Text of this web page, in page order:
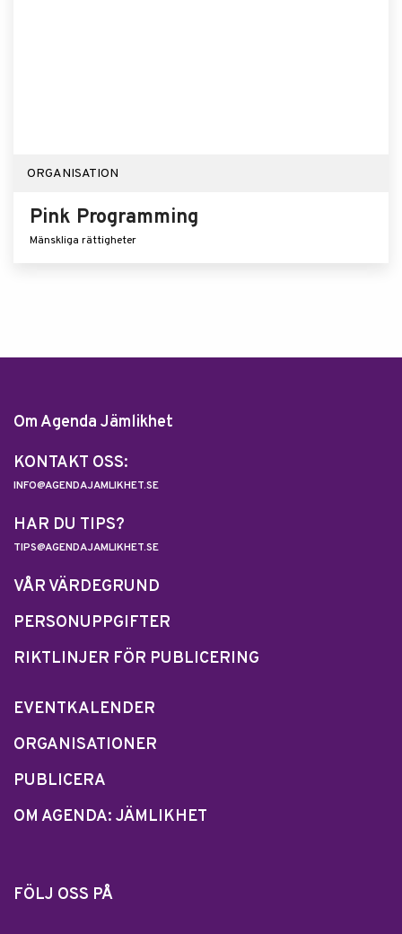
ORGANISATION
Pink Programming
Mänskliga rättigheter
Om Agenda Jämlikhet
KONTAKT OSS:
INFO@AGENDAJAMLIKHET.SE
HAR DU TIPS?
TIPS@AGENDAJAMLIKHET.SE
VÅR VÄRDEGRUND
PERSONUPPGIFTER
RIKTLINJER FÖR PUBLICERING
EVENTKALENDER
ORGANISATIONER
PUBLICERA
OM AGENDA: JÄMLIKHET
FÖLJ OSS PÅ